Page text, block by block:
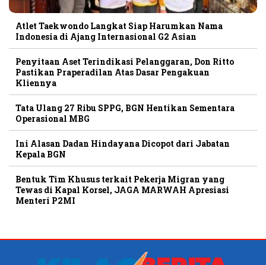
Atlet Taekwondo Langkat Siap Harumkan Nama
Indonesia di Ajang Internasional G2 Asian
Penyitaan Aset Terindikasi Pelanggaran, Don Ritto
Pastikan Praperadilan Atas Dasar Pengakuan
Kliennya
Tata Ulang 27 Ribu SPPG, BGN Hentikan Sementara
Operasional MBG
Ini Alasan Dadan Hindayana Dicopot dari Jabatan
Kepala BGN
Bentuk Tim Khusus terkait Pekerja Migran yang
Tewas di Kapal Korsel, JAGA MARWAH Apresiasi
Menteri P2MI